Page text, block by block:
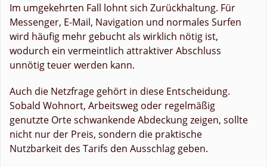
Im umgekehrten Fall lohnt sich Zurückhaltung. Für
Messenger, E-Mail, Navigation und normales Surfen
wird häufig mehr gebucht als wirklich nötig ist,
wodurch ein vermeintlich attraktiver Abschluss
unnötig teuer werden kann.
Auch die Netzfrage gehört in diese Entscheidung.
Sobald Wohnort, Arbeitsweg oder regelmäßig
genutzte Orte schwankende Abdeckung zeigen, sollte
nicht nur der Preis, sondern die praktische
Nutzbarkeit des Tarifs den Ausschlag geben.